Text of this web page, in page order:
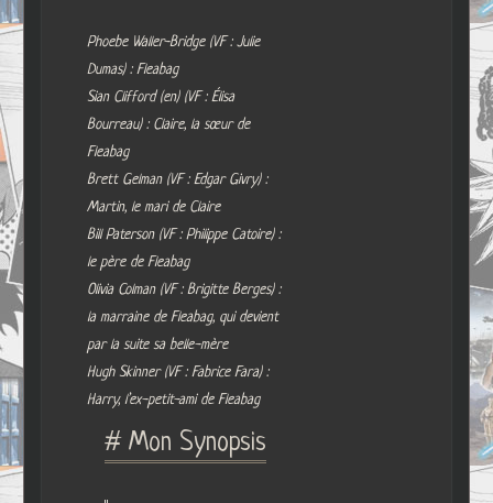
Phoebe Waller-Bridge (VF : Julie
Dumas) : Fleabag
Sian Clifford (en) (VF : Élisa
Bourreau) : Claire, la sœur de
Fleabag
Brett Gelman (VF : Edgar Givry) :
Martin, le mari de Claire
Bill Paterson (VF : Philippe Catoire) :
le père de Fleabag
Olivia Colman (VF : Brigitte Berges) :
la marraine de Fleabag, qui devient
par la suite sa belle-mère
Hugh Skinner (VF : Fabrice Fara) :
Harry, l’ex-petit-ami de Fleabag
# Mon Synopsis